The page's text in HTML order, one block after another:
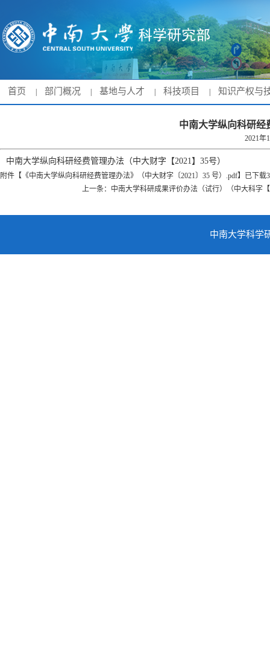
首页 部门概况 基地与人才 科技项目 知识产权与
中南大学纵向科研经
2021年
中南大学纵向科研经费管理办法（中大财字【2021】35号）
附件【 《中南大学纵向科研经费管理办法》（中大财字〔2021〕35 号）.pdf】已下载
上一条： 中南大学科研成果评价办法（试行）（中大科字
中南大学科学